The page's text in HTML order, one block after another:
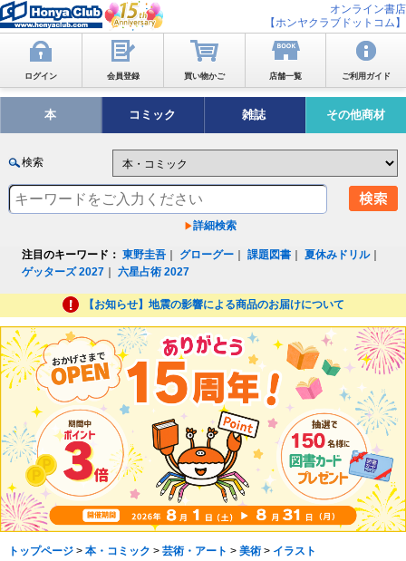
オンライン書店
【ホンヤクラブドットコム】
ログイン 会員登録 買い物かご 店舗一覧 ご利用ガイド
本 コミック 雑誌 その他商材
検索
詳細検索
注目のキーワード： 東野圭吾 グローグー ｜課題図書 ｜夏休みドリル｜
ゲッターズ 2027 ｜六星占術 2027
【お知らせ】地震の影響による商品のお届けについて
トップページ> 本・コミック > 芸術・アート > 美術> イラスト